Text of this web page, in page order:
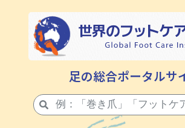
足の総合ポータルサ